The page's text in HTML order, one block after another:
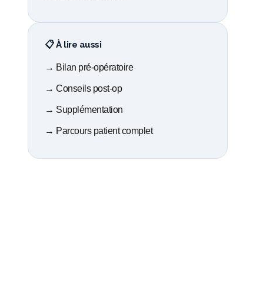
📋 À lire aussi
→ Bilan pré-opératoire
→ Conseils post-op
→ Supplémentation
→ Parcours patient complet